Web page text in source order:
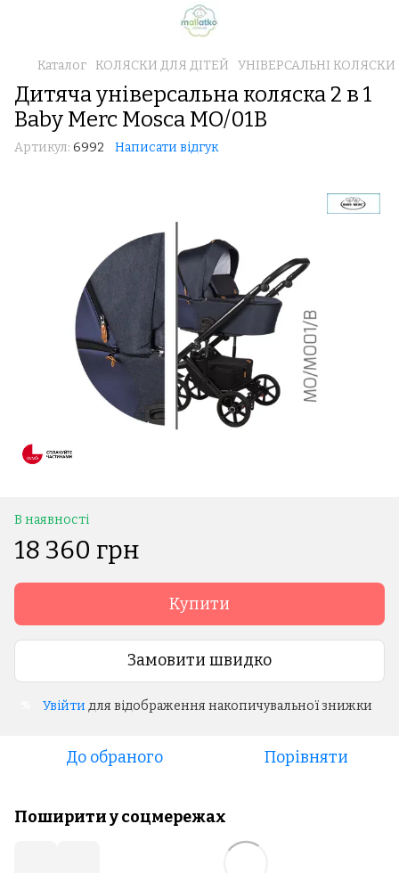
Каталог КОЛЯСКИ ДЛЯ ДІТЕЙ УНІВЕРСАЛЬНІ КОЛЯСКИ
Дитяча універсальна коляска 2 в 1
Baby Merc Mosca MO/01B
Артикул: 6992 Написати відгук
В наявності
18 360 грн
Купити
Замовити швидко
Увійти для відображення накопичувальної знижки
До обраного Порівняти
Поширити у соцмережах